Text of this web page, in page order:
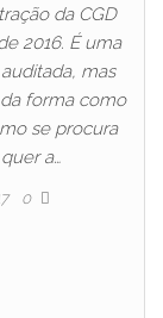
da CGD
2016. É uma
mas
forma como
se procura
a…
0